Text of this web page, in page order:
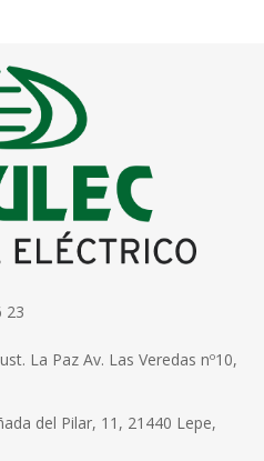
23
La Paz Av. Las Veredas nº10,
del Pilar, 11, 21440 Lepe,